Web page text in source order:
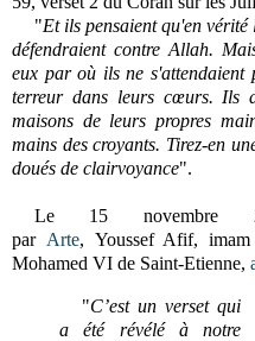
"Et ils pensaient qu'en vérité
défendraient contre Allah.
eux par où ils ne s'attendaient
terreur dans leurs cœurs. Ils
maisons de leurs propres
mains des croyants. Tirez-en
doués de clairvoyance".
Le 15 novembre
par Arte, Youssef Afif,
Mohamed VI de Saint-Etienne,
"C’est un verset qui
a été révélé à notre